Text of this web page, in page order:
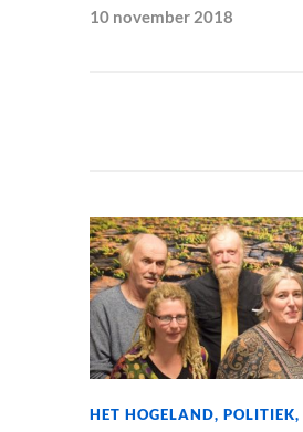
10 november 2018
HET HOGELAND, POLITIEK,